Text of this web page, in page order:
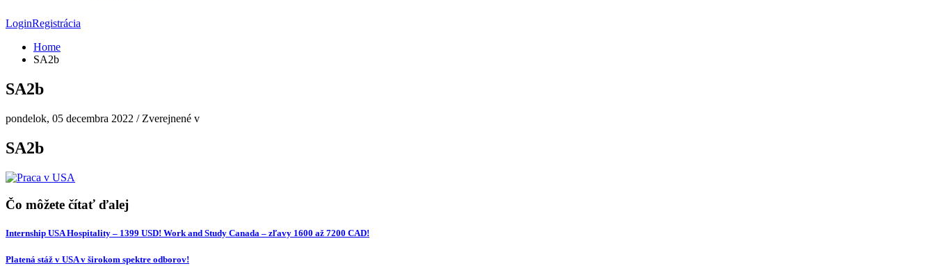
LoginRegistrácia
Home
SA2b
SA2b
pondelok, 05 decembra 2022 / Zverejnené v
SA2b
Čo môžete čítať ďalej
Internship USA Hospitality – 1399 USD! Work and Study Canada – zľavy 1600 až 7200 CAD!
Platená stáž v USA v širokom spektre odborov!